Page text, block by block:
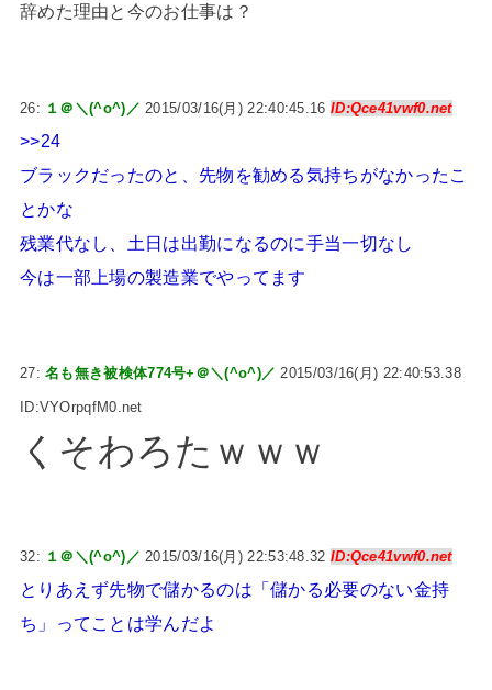
辞めた理由と今のお仕事は？
26: １＠＼(^o^)／ 2015/03/16(月) 22:40:45.16 ID:Qce41vwf0.net
>>24
ブラックだったのと、先物を勧める気持ちがなかったこ
とかな
残業代なし、土日は出勤になるのに手当一切なし
今は一部上場の製造業でやってます
27:名も無き被検体774号+＠＼(^o^)／ 2015/03/16(月) 22:40:53.38
ID:VYOrpqfM0.net
くそわろたｗｗｗ
32: １＠＼(^o^)／ 2015/03/16(月) 22:53:48.32 ID:Qce41vwf0.net
とりあえず先物で儲かるのは「儲かる必要のない金持
ち」ってことは学んだよ